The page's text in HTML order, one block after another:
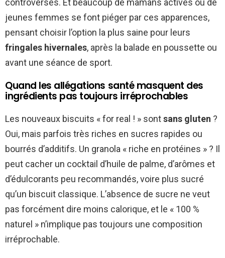
controversés. Et beaucoup de mamans actives ou de
jeunes femmes se font piéger par ces apparences,
pensant choisir l’option la plus saine pour leurs
fringales hivernales, après la balade en poussette ou
avant une séance de sport.
Quand les allégations santé masquent des
ingrédients pas toujours irréprochables
Les nouveaux biscuits « for real ! » sontsans gluten ?
Oui, mais parfois très riches en sucres rapides ou
bourrés d’additifs. Un granola « riche en protéines » ? Il
peut cacher un cocktail d’huile de palme, d’arômes et
d’édulcorants peu recommandés, voire plus sucré
qu’un biscuit classique. L’absence de sucre ne veut
pas forcément dire moins calorique, et le « 100 %
naturel » n’implique pas toujours une composition
irréprochable.